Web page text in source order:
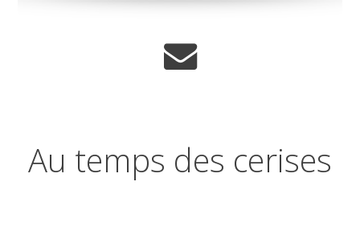
Au temps des cerises